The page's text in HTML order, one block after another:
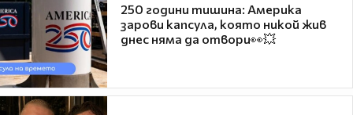
250 години тишина: Америка
зарови капсула, която никой жив
днес няма да отвори👀💥